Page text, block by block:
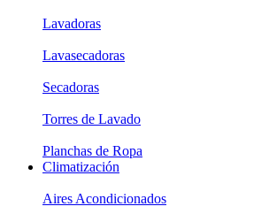
Lavadoras
Lavasecadoras
Secadoras
Torres de Lavado
Planchas de Ropa
Climatización
Aires Acondicionados